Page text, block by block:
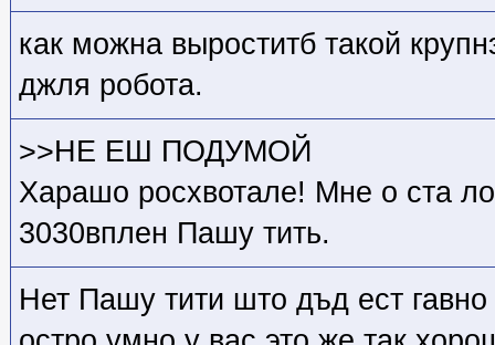
как можна выроститб такой
джля робота.
>>НЕ ЕШ ПОДУМОЙ
Харашо росхвотале! Мне о ста
3030вплен Пашу тить.
Нет Пашу тити што дъд ест